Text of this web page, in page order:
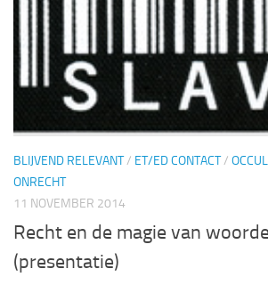
BLIJVEND RELEVANT/ ET/ED CONTACT/
ONRECHT
11 NOVEMBER 2014
Recht en de magie van
(presentatie)